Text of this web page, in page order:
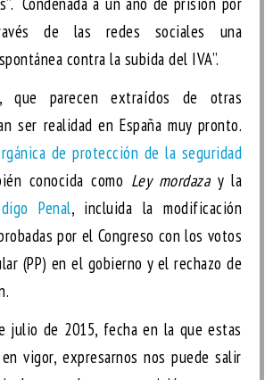
de las redes sociales una
contra la subida del IVA”.
que parecen extraídos de otras
ser realidad en España muy pronto.
de protección de la seguridad
conocida como Ley mordazay la
Penal, incluida la modificación
por el Congreso con los votos
(PP) en el gobierno y el rechazo de
julio de 2015, fecha en la que estas
vigor, expresarnos nos puede salir